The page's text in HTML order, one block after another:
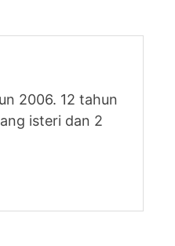
2006. 12 tahun
isteri dan 2